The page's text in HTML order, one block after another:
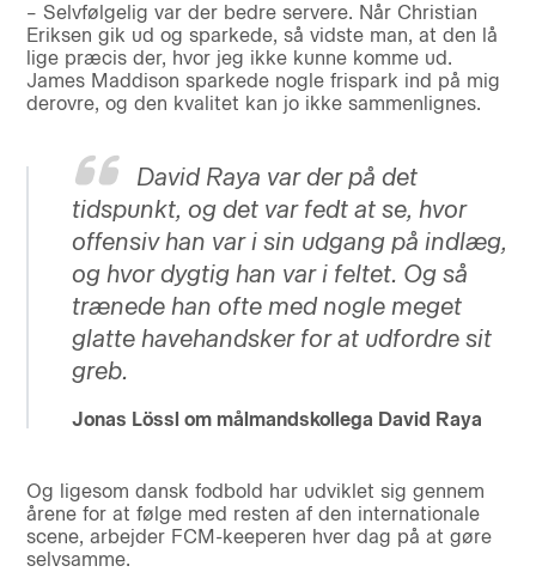
– Selvfølgelig var der bedre servere. Når Christian
Eriksen gik ud og sparkede, så vidste man, at den lå
lige præcis der, hvor jeg ikke kunne komme ud.
James Maddison sparkede nogle frispark ind på mig
derovre, og den kvalitet kan jo ikke sammenlignes.
David Raya var der på det
tidspunkt, og det var fedt at se, hvor
offensiv han var i sin udgang på indlæg,
og hvor dygtig han var i feltet. Og så
trænede han ofte med nogle meget
glatte havehandsker for at udfordre sit
greb.
Jonas Lössl om målmandskollega David Raya
Og ligesom dansk fodbold har udviklet sig gennem
årene for at følge med resten af den internationale
scene, arbejder FCM-keeperen hver dag på at gøre
selvsamme.